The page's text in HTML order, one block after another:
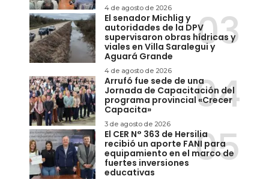
4 de agosto de 2026
El senador Michlig y
autoridades de la DPV
supervisaron obras hídricas y
viales en Villa Saralegui y
Aguará Grande
4 de agosto de 2026
Arrufó fue sede de una
Jornada de Capacitación del
programa provincial «Crecer
Capacita»
3 de agosto de 2026
El CER N° 363 de Hersilia
recibió un aporte FANI para
equipamiento en el marco de
fuertes inversiones
educativas